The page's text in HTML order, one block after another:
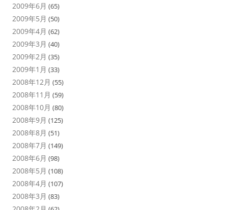
2009年6月 (65)
2009年5月 (50)
2009年4月 (62)
2009年3月 (40)
2009年2月 (35)
2009年1月 (33)
2008年12月 (55)
2008年11月 (59)
2008年10月 (80)
2008年9月 (125)
2008年8月 (51)
2008年7月 (149)
2008年6月 (98)
2008年5月 (108)
2008年4月 (107)
2008年3月 (83)